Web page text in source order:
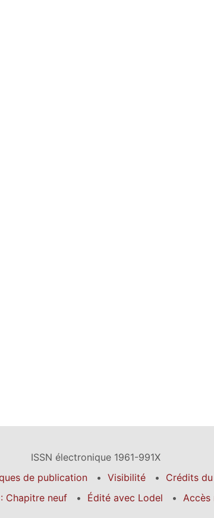
ISSN électronique 1961-991X
de publication Visibilité Crédits
Chapitre neuf
Édité avec Lodel Accès